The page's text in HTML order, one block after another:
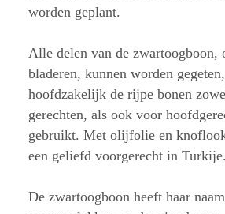
worden geplant.
Alle delen van de zwartoogboon,
bladeren, kunnen worden
hoofdzakelijk de rijpe bonen
gerechten, als ook voor
gebruikt. Met olijfolie en
een geliefd voorgerecht in Turkije.
De zwartoogboon heeft haar